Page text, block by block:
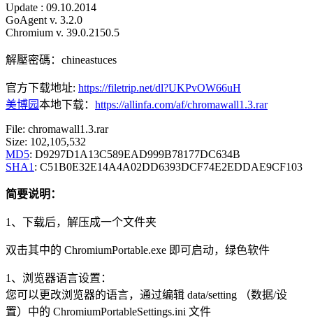
Update : 09.10.2014
GoAgent v. 3.2.0
Chromium v. 39.0.2150.5
解壓密碼：chineastuces
官方下载地址: https://filetrip.net/dl?UKPvOW66uH
美博园本地下载： https://allinfa.com/af/chromawall1.3.rar
File: chromawall1.3.rar
Size: 102,105,532
MD5: D9297D1A13C589EAD999B78177DC634B
SHA1 : C51B0E32E14A4A02DD6393DCF74E2EDDAE9CF103
简要说明：
1、下载后，解压成一个文件夹
双击其中的 ChromiumPortable.exe 即可启动，绿色软件
1、浏览器语言设置：
您可以更改浏览器的语言，通过编辑 data/setting （数据/设
置）中的 ChromiumPortableSettings.ini 文件